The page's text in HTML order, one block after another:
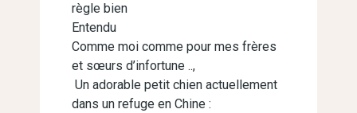
règle bien
Entendu
Comme moi comme pour mes frères
et sœurs d’infortune ..,
Un adorable petit chien actuellement
dans un refuge en Chine :